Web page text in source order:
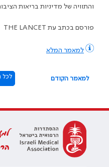
והתוויה של מדיניות בריאות
פורסם בכתב עת THE LANCET
למאמר המלא
למאמר הקודם לכל